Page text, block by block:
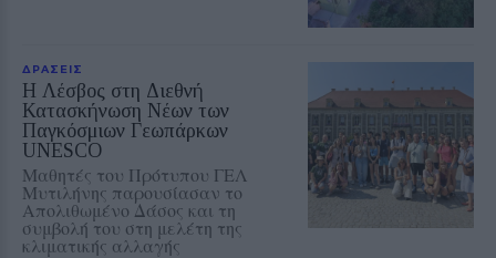
ΔΡΑΣΕΙΣ
Η Λέσβος στη Διεθνή
Κατασκήνωση Νέων των
Παγκόσμιων Γεωπάρκων
UNESCO
Μαθητές του Πρότυπου ΓΕΛ
Μυτιλήνης παρουσίασαν το
Απολιθωμένο Δάσος και τη
συμβολή του στη μελέτη της
κλιματικής αλλαγής